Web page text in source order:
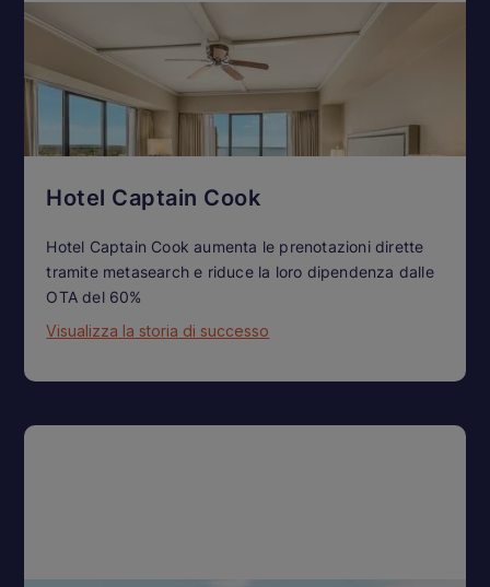
Hotel Captain Cook
Hotel Captain Cook aumenta le prenotazioni dirette
tramite metasearch e riduce la loro dipendenza dalle
OTA del 60%
Visualizza la storia di successo